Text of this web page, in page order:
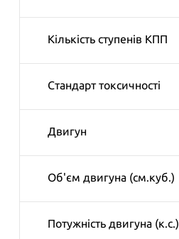
Кількість ступенів КПП
Cтандарт токсичності
Двигун
Об'єм двигуна (см.куб.)
Потужність двигуна (к.с.)